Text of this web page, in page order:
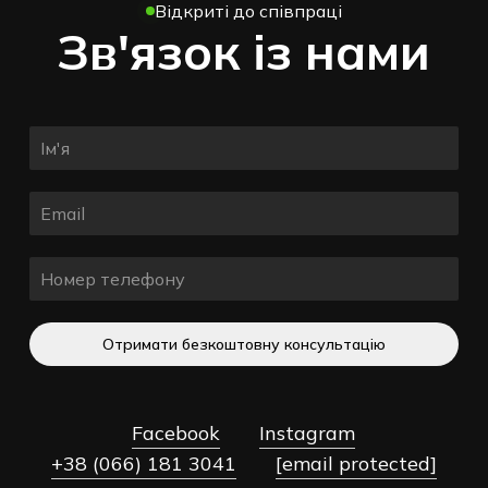
Відкриті до співпраці
Зв'язок із нами
Отримати безкоштовну консультацію
Facebook
Instagram
+38 (066) 181 3041
[email protected]